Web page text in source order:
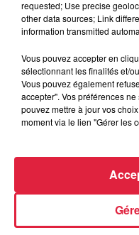
À découvrir
requested; Use precise
other data sources; Link
information transmitted
Vous pouvez accepter en
sélectionnant les finalités et/
Vous pouvez également
accepter". Vos préférences
pouvez mettre à jour vos
moment via le lien "Gérer les